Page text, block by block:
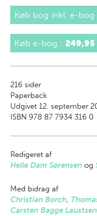
Køb bog inkl. e-bog
Køb e-bog : 249,95
216 sider
Paperback
Udgivet 12. september
ISBN 978 87 7934 316 0
Redigeret af
Helle Dam Sørensen og
Med bidrag af
Christian Borch,
Carsten Bagge Laustsen